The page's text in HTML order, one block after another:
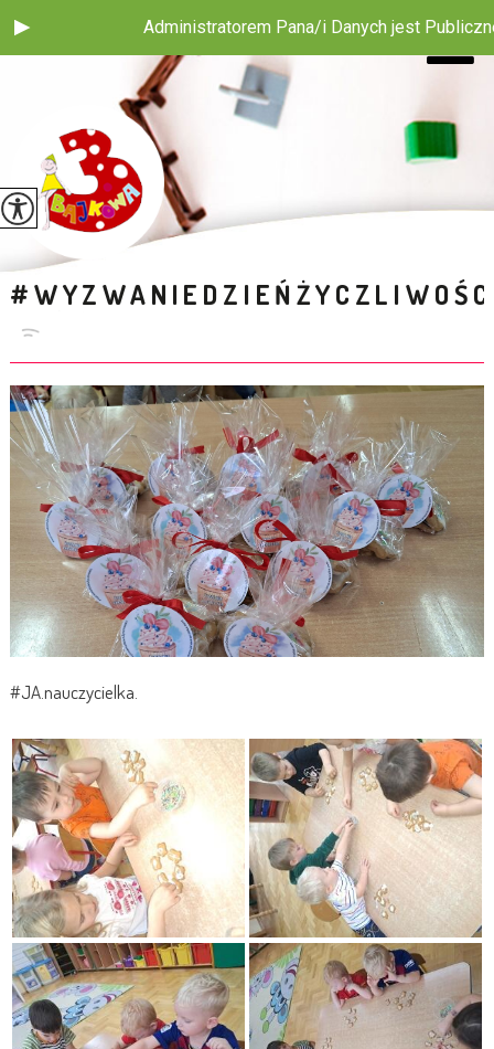
Administratorem Pana/i Danych jest Publiczne
#JA.nauczycielka.